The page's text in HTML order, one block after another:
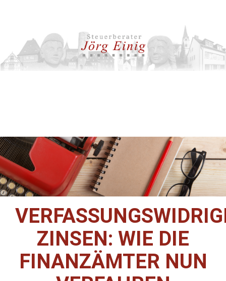
ZINSEN: WIE DIE
FINANZÄMTER NUN